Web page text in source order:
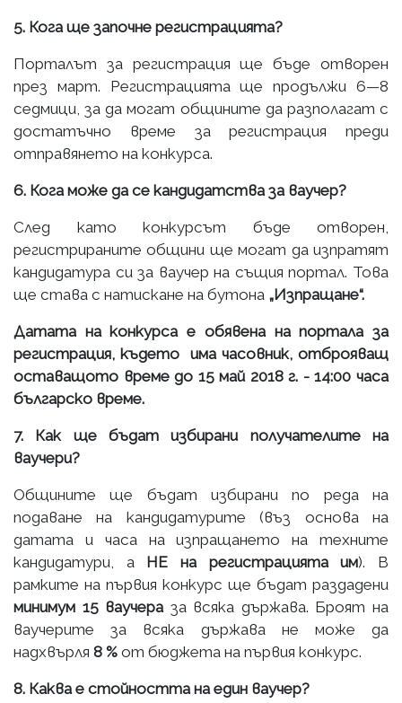
5. Кога ще започне регистрацията?
Порталът за регистрация ще бъде отворен
през март. Регистрацията ще продължи 6—8
седмици, за да могат общините да разполагат с
достатъчно време за регистрация преди
отправянето на конкурса.
6. Кога може да се кандидатства за ваучер?
След като конкурсът бъде отворен,
регистрираните общини ще могат да изпратят
кандидатура си за ваучер на същия портал. Това
ще става с натискане на бутона „Изпращане“.
Датата на конкурса е обявена на портала за
регистрация, където има часовник, отброяващ
оставащото време до 15 май 2018 г. - 14:00 часа
българско време.
7. Как ще бъдат избирани получателите на
ваучери?
Общините ще бъдат избирани по реда на
подаване на кандидатурите (въз основа на
датата и часа на изпращането на техните
кандидатури, а НЕ на регистрацията им). В
рамките на първия конкурс ще бъдат раздадени
минимум 15 ваучера за всяка държава. Броят на
ваучерите за всяка държава не може да
надхвърля 8 % от бюджета на първия конкурс.
8. Каква е стойността на един ваучер?